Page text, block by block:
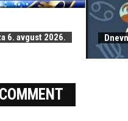
6. avgust 2026.